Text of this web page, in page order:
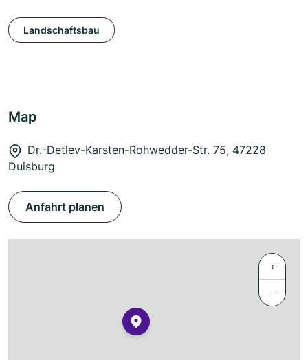
Landschaftsbau
Map
Dr.-Detlev-Karsten-Rohwedder-Str. 75, 47228
Duisburg
Anfahrt planen
+
−